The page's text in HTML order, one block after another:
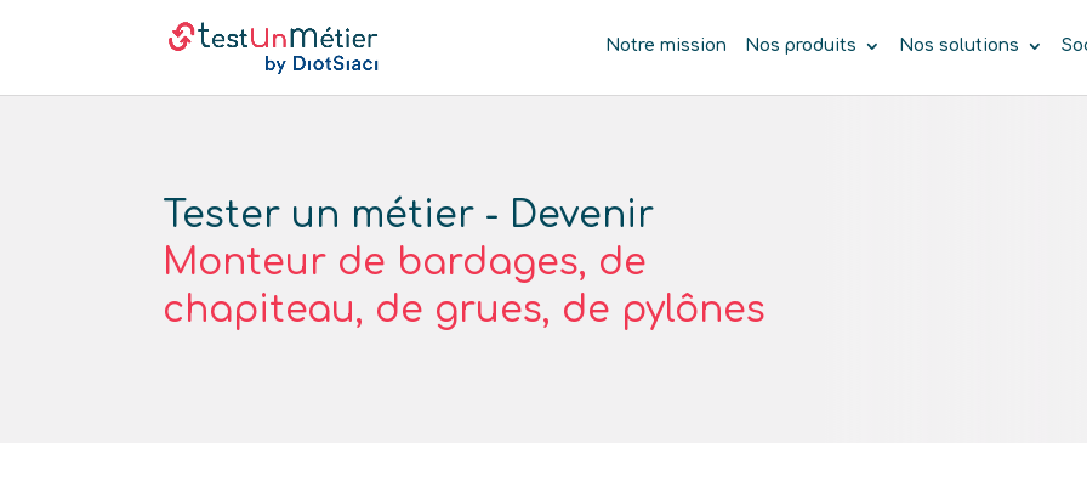
Notre mission Nos produits Nos solutions
Tester un métier - Devenir
Monteur de bardages, de
chapiteau, de grues, de pylônes